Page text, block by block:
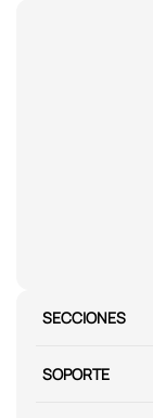
SECCIONES
SOPORTE